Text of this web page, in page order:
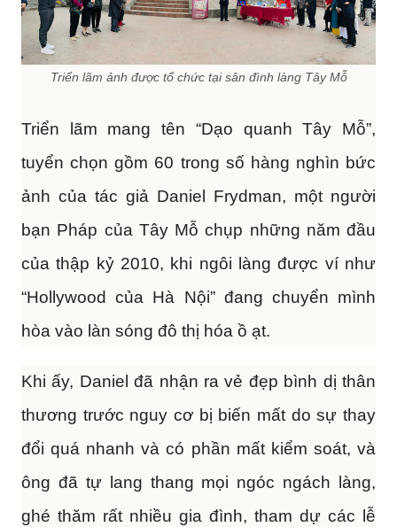
Triển lãm ảnh được tổ chức tại sân đình làng Tây Mỗ
Triển lãm mang tên “Dạo quanh Tây Mỗ”,
tuyển chọn gồm 60 trong số hàng nghìn bức
ảnh của tác giả Daniel Frydman, một người
bạn Pháp của Tây Mỗ chụp những năm đầu
của thập kỷ 2010, khi ngôi làng được ví như
“Hollywood của Hà Nội” đang chuyển mình
hòa vào làn sóng đô thị hóa ồ ạt.
Khi ấy, Daniel đã nhận ra vẻ đẹp bình dị thân
thương trước nguy cơ bị biến mất do sự thay
đổi quá nhanh và có phần mất kiểm soát, và
ông đã tự lang thang mọi ngóc ngách làng,
ghé thăm rất nhiều gia đình, tham dự các lễ